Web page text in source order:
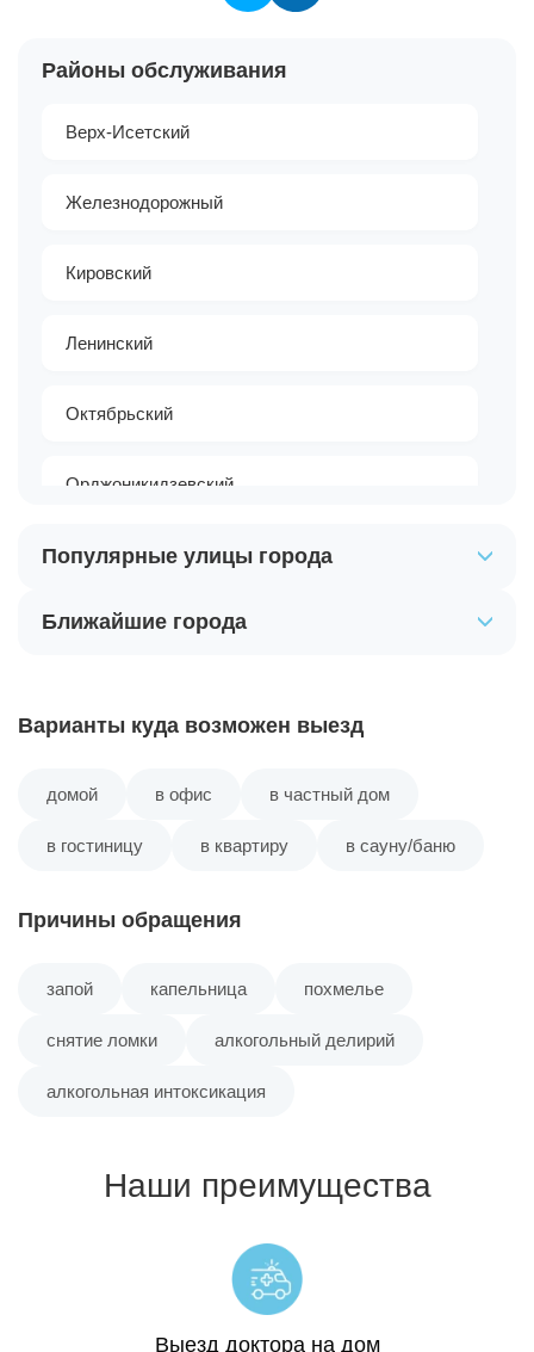
Районы обслуживания
Верх-Исетский
Железнодорожный
Кировский
Ленинский
Октябрьский
Орджоникидзевский
Чкаловский
Популярные улицы города
Ближайшие города
Варианты куда возможен выезд
домой в офис в частный дом
в гостиницу в квартиру в сауну/баню
Причины обращения
запой капельница похмелье
снятие ломки алкогольный делирий
алкогольная интоксикация
Наши преимущества
Выезд доктора на дом